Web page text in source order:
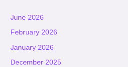
June 2026
February 2026
January 2026
December 2025